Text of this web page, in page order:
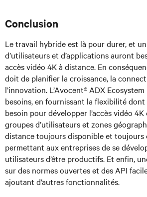
Conclusion
Le travail hybride est là pour durer, et
d’utilisateurs et d’applications auront
accès vidéo 4K à distance. En
doit de planifier la croissance, la
l’innovation. L’Avocent® ADX
besoins, en fournissant la flexibilité dont
besoin pour développer l’accès vidéo
groupes d’utilisateurs et zones
distance toujours disponible et toujours
permettant aux entreprises de se
utilisateurs d’être productifs. Et enfin,
sur des normes ouvertes et des API
ajoutant d’autres fonctionnalités.